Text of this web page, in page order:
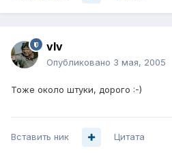
vIv
Опубликовано 3 мая, 2005
Тоже около штуки, дорого :-)
Вставить ник Цитата